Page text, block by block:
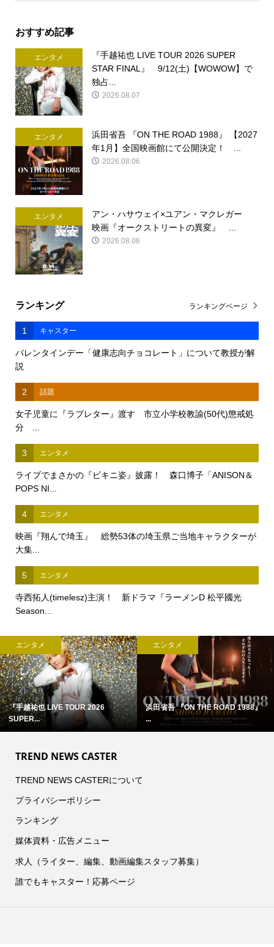
おすすめ記事
エンタメ
『手越祐也 LIVE TOUR 2026 SUPER
STAR FINAL』 9/12(土)【WOWOW】で
独占...
2026.08.07
エンタメ
浜田省吾 『ON THE ROAD 1988』 【2027
年1月】全国映画館にて公開決定！ ...
2026.08.06
エンタメ
アン・ハサウェイ×ユアン・マクレガー
映画『オークストリートの異変』 ...
2026.08.06
ランキング
1 キャスター
バレンタインデー「健康志向チョコレート」について教授が解
説
2 話題
女子児童に『ラブレター』渡す 市立小学校教諭(50代)懲戒処
分 ...
3 エンタメ
ライブでまさかの『ビキニ姿』披露！ 森口博子「ANISON＆
POPS NI...
4 エンタメ
映画『翔んで埼玉』 総勢53体の埼玉県ご当地キャラクターが
大集...
5 エンタメ
寺西拓人(timelesz)主演！ 新ドラマ『ラーメンD 松平國光
Season...
ランキングページ
エンタメ
『手越祐也 LIVE TOUR 2026
SUPER...
エンタメ
浜田省吾 『ON THE ROAD 1988』
...
TREND NEWS CASTER
TREND NEWS CASTERについて
プライバシーポリシー
ランキング
媒体資料・広告メニュー
求人（ライター、編集、動画編集スタッフ募集）
誰でもキャスター！応募ページ